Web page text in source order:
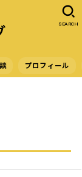
プロフィール
SEARCH